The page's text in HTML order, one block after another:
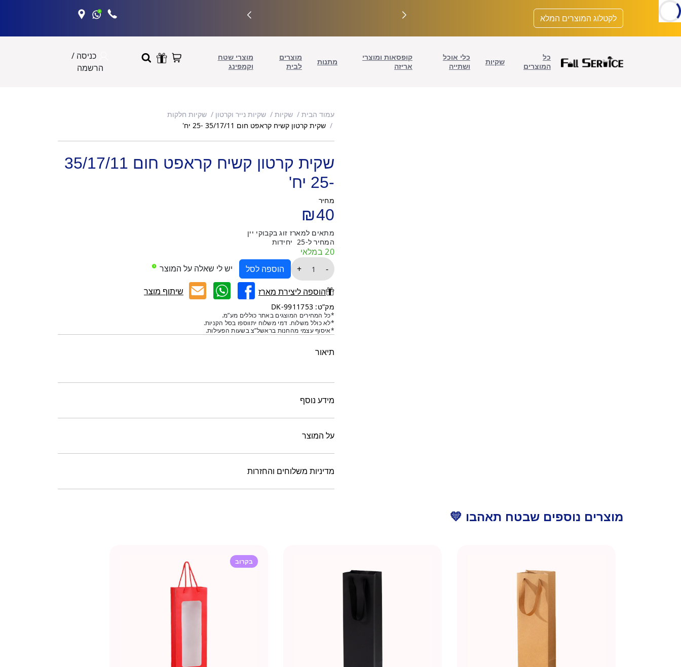
לתוכן
לקטלוג המוצרים המלא
כל
המוצרים
שקיות
כלי אוכל
ושתייה
קופסאות ומוצרי
אריזה
מתנות
מוצרים
לבית
מוצרי שטח
וקמפינג
כניסה /
הרשמה
עמוד הבית שקיות שקיות נייר וקרטון שקיות חלקות
שקית קרטון קשיח קראפט חום 35/17/11 -25 יח'
שקית קרטון קשיח קראפט חום 35/17/11
-25 יח'
מחיר
₪40
מתאים למארז זוג בקבוקי יין
המחיר ל-25 יחידות
20 במלאי
-
כמות
שקית
קרטון
קשיח
קראפט
חום
35/17/11
+ הוספה לסל יש לי שאלה על המוצר
הוספה ליצירת מארז שיתוף מוצר
מק”ט: 9911753-DK
*כל המחירים המוצגים באתר כוללים מע”מ.
*לא כולל משלוח. דמי משלוח יתווספו בסל הקניות.
*איסוף עצמי מהחנות בראשל”צ בשעות הפעילות.
תיאור
מידע נוסף
על המוצר
מדיניות משלוחים והחזרות
מוצרים נוספים שבטח תאהבו 💛
בקרוב